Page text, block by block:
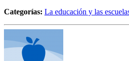
Categorías: La educación y las